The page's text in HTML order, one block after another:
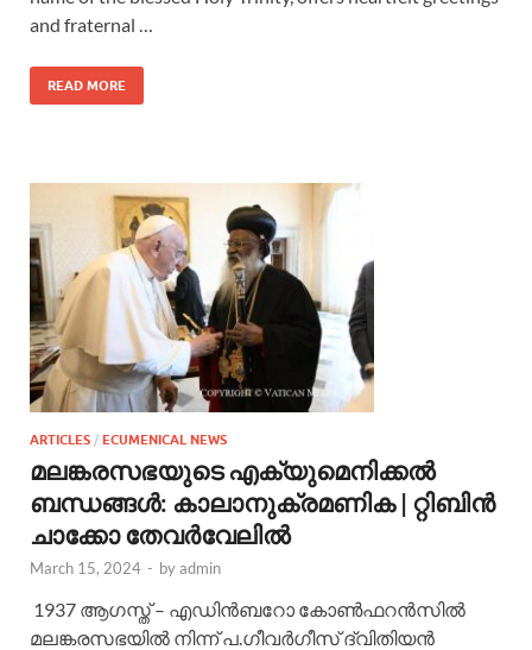
and fraternal …
READ MORE
ARTICLES / ECUMENICAL NEWS
മലങ്കരസഭയുടെ എക്യുമെനിക്കല്‍
ബന്ധങ്ങള്‍: കാലാനുക്രമണിക | റ്റിബിന്‍
ചാക്കോ തേവര്‍വേലില്‍
March 15, 2024 - byadmin
1937 ആഗസ്ത് – എഡിൻബറോ കോൺഫറൻസിൽ
മലങ്കരസഭയിൽ നിന്ന് പ.ഗീവർഗീസ് ദ്വിതിയൻ